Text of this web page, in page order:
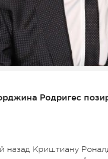
Родригес
назад Криштиану